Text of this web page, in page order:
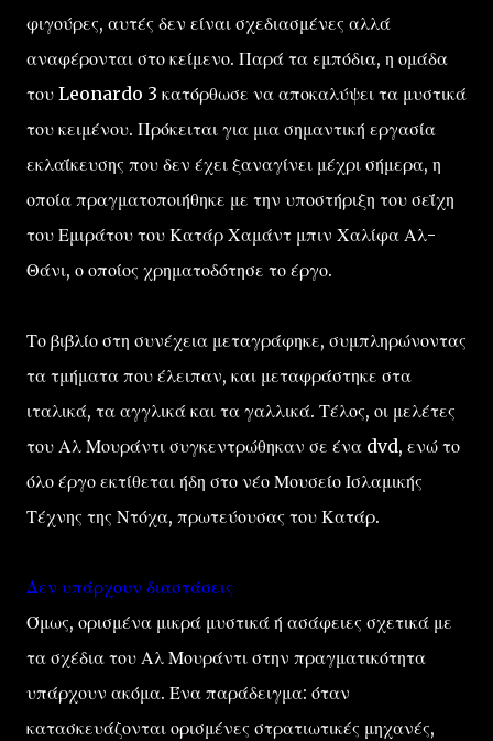
φιγούρες, αυτές δεν είναι σχεδιασμένες αλλά
αναφέρονται στο κείμενο. Παρά τα εμπόδια, η ομάδα
του Leonardo 3 κατόρθωσε να αποκαλύψει τα μυστικά
του κειμένου. Πρόκειται για μια σημαντική εργασία
εκλαΐκευσης που δεν έχει ξαναγίνει μέχρι σήμερα, η
οποία πραγματοποιήθηκε με την υποστήριξη του σεΐχη
του Εμιράτου του Κατάρ Χαμάντ μπιν Χαλίφα Αλ-
Θάνι, ο οποίος χρηματοδότησε το έργο.
Το βιβλίο στη συνέχεια μεταγράφηκε, συμπληρώνοντας
τα τμήματα που έλειπαν, και μεταφράστηκε στα
ιταλικά, τα αγγλικά και τα γαλλικά. Τέλος, οι μελέτες
του Αλ Μουράντι συγκεντρώθηκαν σε ένα dvd, ενώ το
όλο έργο εκτίθεται ήδη στο νέο Μουσείο Ισλαμικής
Τέχνης της Ντόχα, πρωτεύουσας του Κατάρ.
Δεν υπάρχουν διαστάσεις
Όμως, ορισμένα μικρά μυστικά ή ασάφειες σχετικά με
τα σχέδια του Αλ Μουράντι στην πραγματικότητα
υπάρχουν ακόμα. Ένα παράδειγμα: όταν
κατασκευάζονται ορισμένες στρατιωτικές μηχανές,